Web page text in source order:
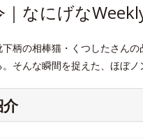
なにげな
柄の相棒猫・くつしたさん
そんな瞬間を捉えた、ほぼ